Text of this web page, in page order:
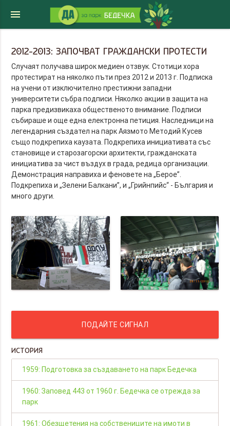
menu
2012-2013: ЗАПОЧВАТ ГРАЖДАНСКИ ПРОТЕСТИ
Случаят получава широк медиен отзвук. Стотици хора
протестират на няколко пъти през 2012 и 2013 г. Подписка
на учени от изключително престижни западни
университети събра подписи. Няколко акции в защита на
парка предизвикаха общественото внимание. Подписи
събираше и още една електронна петиция. Наследници на
легендарния създател на парк Аязмото Методий Кусев
също подкрепиха каузата. Подкрепиха инициативата със
становище и старозагорски архитекти, гражданската
инициатива за чист въздух в града, редица организации.
Демонстрация направиха и феновете на „Берое”.
Подкрепиха и „Зелени Балкани”, и „Грийнпийс“ - България и
много други.
ПОДАЙТЕ СИГНАЛ
ИСТОРИЯ
1959: Подготовка за създаването на парк Бедечка
1960: Заповед 443 от 1960 г. Бедечка се отрежда за
парк
1961: Обезщетения на собствениците на имоти в